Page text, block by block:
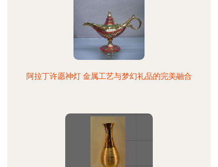
阿拉丁许愿神灯 金属工艺与梦幻礼品的完美融合